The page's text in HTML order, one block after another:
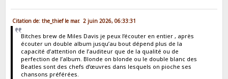
Citation de: the_thief le mar. 2 juin 2026, 06:33:31
Bitches brew de Miles Davis je peux l’écouter en entier , après
écouter un double album jusqu’au bout dépend plus de la
capacité d’attention de l’auditeur que de la qualité ou de
perfection de l’album. Blonde on blonde ou le double blanc des
Beatles sont des chefs d’œuvres dans lesquels on pioche ses
chansons préférées.